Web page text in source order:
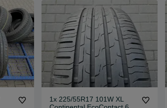
1x 225/55R17 101W XL